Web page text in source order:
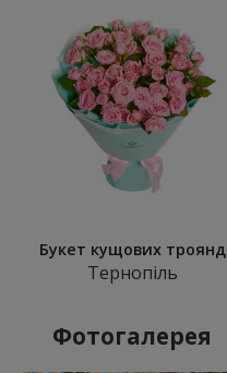
Букет кущових троянд
Тернопіль
Фотогалерея